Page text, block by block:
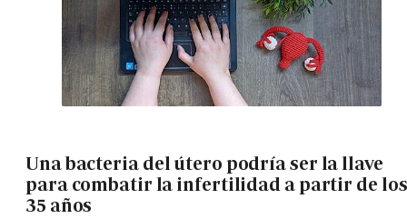
Una bacteria del útero podría ser la llave
para combatir la infertilidad a partir de los
35 años